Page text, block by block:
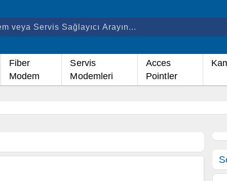
Fiber
Modem
Servis
Modemleri
Acces
Pointler